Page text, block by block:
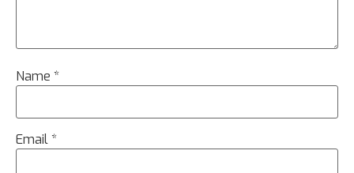
Name *
Email*